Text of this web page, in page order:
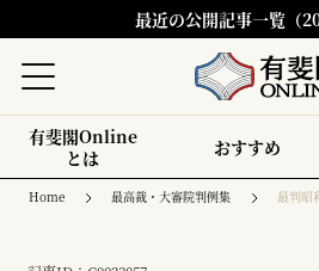
最近の公開記事一覧（
有斐閣Online
とは
おすすめ
Home 最高裁・大審院判例集 最判昭